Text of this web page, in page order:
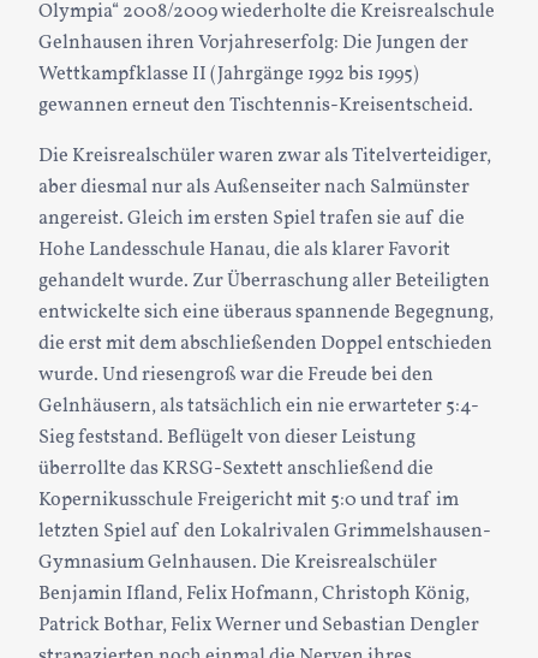
Olympia“ 2008/2009 wiederholte die Kreisrealschule
Gelnhausen ihren Vorjahreserfolg: Die Jungen der
Wettkampfklasse II (Jahrgänge 1992 bis 1995)
gewannen erneut den Tischtennis-Kreisentscheid.
Die Kreisrealschüler waren zwar als Titelverteidiger,
aber diesmal nur als Außenseiter nach Salmünster
angereist. Gleich im ersten Spiel trafen sie auf die
Hohe Landesschule Hanau, die als klarer Favorit
gehandelt wurde. Zur Überraschung aller Beteiligten
entwickelte sich eine überaus spannende Begegnung,
die erst mit dem abschließenden Doppel entschieden
wurde. Und riesengroß war die Freude bei den
Gelnhäusern, als tatsächlich ein nie erwarteter 5:4-
Sieg feststand. Beflügelt von dieser Leistung
überrollte das KRSG-Sextett anschließend die
Kopernikusschule Freigericht mit 5:0 und traf im
letzten Spiel auf den Lokalrivalen Grimmelshausen-
Gymnasium Gelnhausen. Die Kreisrealschüler
Benjamin Ifland, Felix Hofmann, Christoph König,
Patrick Bothar, Felix Werner und Sebastian Dengler